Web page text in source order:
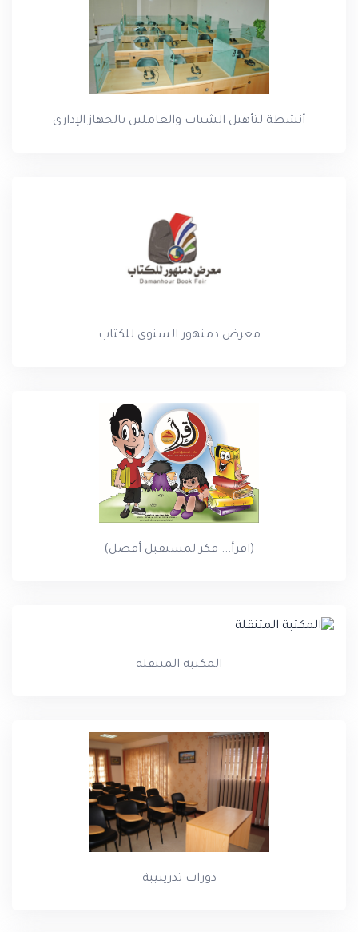
أنشطة لتأهيل الشباب والعاملين بالجهاز الإدارى
معرض دمنهور السنوى للكتاب
(اقرأ... فكر لمستقبل أفضل)
المكتبة المتنقلة
دورات تدريبيبة